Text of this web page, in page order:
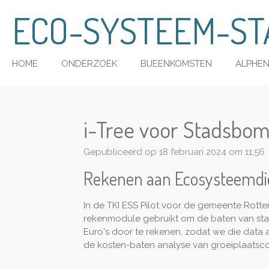
hoofdinhoud
ECO-SYSTEEM-
HOME ONDERZOEK BIJEENKOMSTEN
i-Tree voor
Gepubliceerd op 18 februari 2024 om 11:56
Rekenen aan
In de TKI ESS Pilot voor de gemeente
rekenmodule gebruikt om de baten van
Euro's door te rekenen, zodat we die data
de kosten-baten analyse van